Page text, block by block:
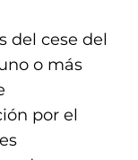
del cese del
o más
por el